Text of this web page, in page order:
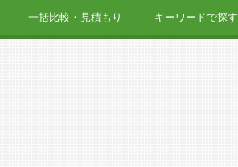
一括比較・見積もり キーワードで探す